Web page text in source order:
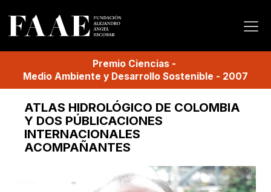
Premio Ciencias -
Medio Ambiente y Desarrollo Sostenible - 2007
ATLAS HIDROLÓGICO DE COLOMBIA
Y DOS PÚBLICACIONES
INTERNACIONALES
ACOMPAÑANTES